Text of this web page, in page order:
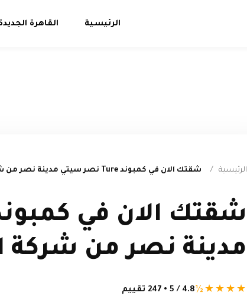
الرئيسية القاهرة
الرئيسية / شقتك الان في كمبوند Ture نصر سيتي مدينة نصر من شركة المنصور
مدينة نصر من شركة
★★★★½4.8 / 5 • 247 تقييم